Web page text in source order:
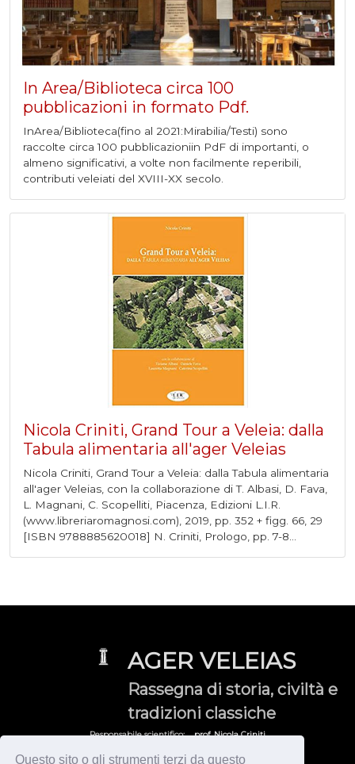
Questo sito o gli strumenti terzi da questo
In Area/Biblioteca circa 100
pubblicazioni in formato Pdf.
InArea/Biblioteca(fino al 2021:Mirabilia/Testi) sono
raccolte circa 100 pubblicazioniin PdF di importanti, o
almeno significativi, a volte non facilmente reperibili,
contributi veleiati del XVIII-XX secolo.
Nicola Criniti, Grand Tour a Veleia: dalla
Tabula alimentaria all'ager Veleias
Nicola Criniti, Grand Tour a Veleia: dalla Tabula alimentaria
all'ager Veleias, con la collaborazione di T. Albasi, D. Fava,
L. Magnani, C. Scopelliti, Piacenza, Edizioni L.I.R.
(www.libreriaromagnosi.com), 2019, pp. 352 + figg. 66, 29
[ISBN 9788885620018] N. Criniti, Prologo, pp. 7-8...
AGER VELEIAS
Rassegna di storia, civiltà e
tradizioni classiche
Responsabile scientifico:prof. Nicola Criniti